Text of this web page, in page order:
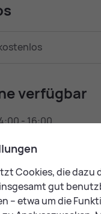
ver­füg­bar
- 16:00
14:00 - 16:00
2026, 14:00 - 16:00
2026, 14:00 - 16:00
2026, 14:00 - 16:00
Cookies, die dazu
gut
– etwa um die